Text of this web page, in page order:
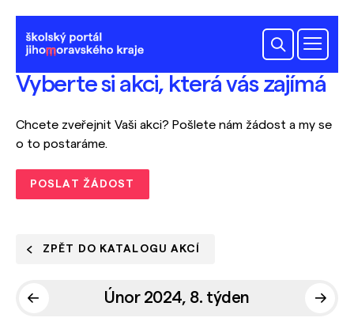
Vyberte si akci, která vás zajímá
Chcete zveřejnit Vaši akci? Pošlete nám žádost a my se
o to postaráme.
POSLAT ŽÁDOST
ZPĚT DO KATALOGU AKCÍ
Únor 2024, 8. týden